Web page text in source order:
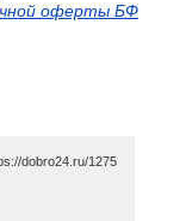
оферты БФ
dobro24.ru/1275